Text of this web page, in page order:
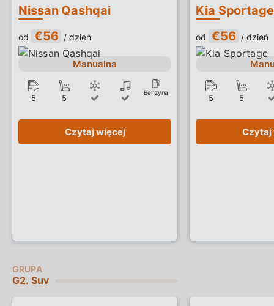
Nissan Qashqai
od €56 / dzień
Manualna
5 5
Benzyna
Czytaj więcej
Kia Sportage
od €56 / dzień
5 5
Czytaj
G2. Suv